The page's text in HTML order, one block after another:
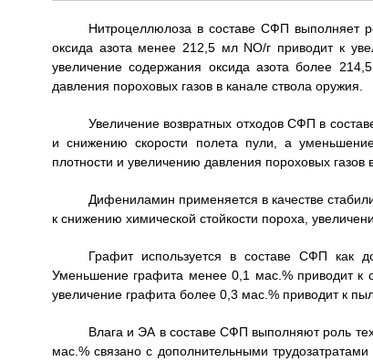
Нитроцеллюлоза в составе СФП выполняет
оксида азота менее 212,5 мл NO/г приводит к
увеличение содержания оксида азота более
давления пороховых газов в канале ствола оружия.
Увеличение возвратных отходов СФП в
и снижению скорости полета пули, а
плотности и увеличению давления пороховых газов
Дифениламин применяется в качестве
к снижению химической стойкости пороха,
Графит используется в составе СФП как
Уменьшение графита менее 0,1 мас.% приводит к
увеличение графита более 0,3 мас.% приводит к
Влага и ЭА в составе СФП выполняют роль
мас.% связано с дополнительными